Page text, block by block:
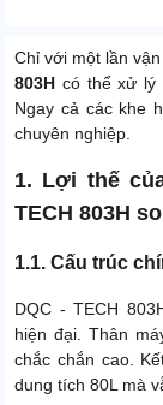
Chỉ với một lần vận
803H có thể xử lý
Ngay cả các khe
chuyên nghiệp.
1. Lợi thế
TECH 803H
1.1. Cấu trúc
DQC - TECH
hiện đại. Thân
chắc chắn cao.
dung tích 80L mà